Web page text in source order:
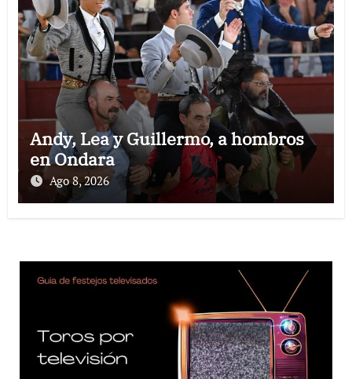
Andy, Lea y Guillermo, a hombros
en Ondara
Ago 8, 2026